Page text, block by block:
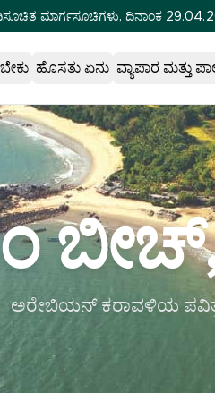
ಮಾರ್ಗಸೂಚಿಗಳು, ದಿನಾಂಕ
ಹೊಸತು ಏನು ವ್ಯಾಪಾರ ಮತ್ತು
ಅರೇಬಿಯನ್ ಕರಾವಳಿಯ